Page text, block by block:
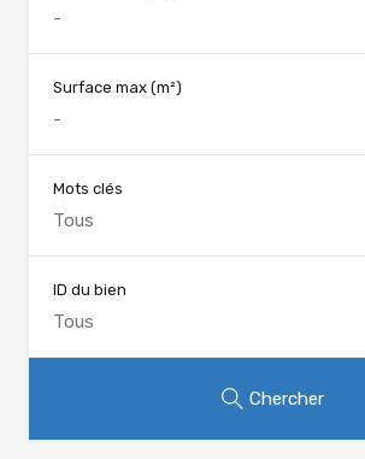
Surface max (m²)
Mots clés
ID du bien
Chercher